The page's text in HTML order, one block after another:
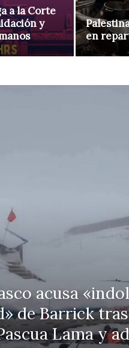
a la Corte
y
en
acusa
de Barrick
Lama y